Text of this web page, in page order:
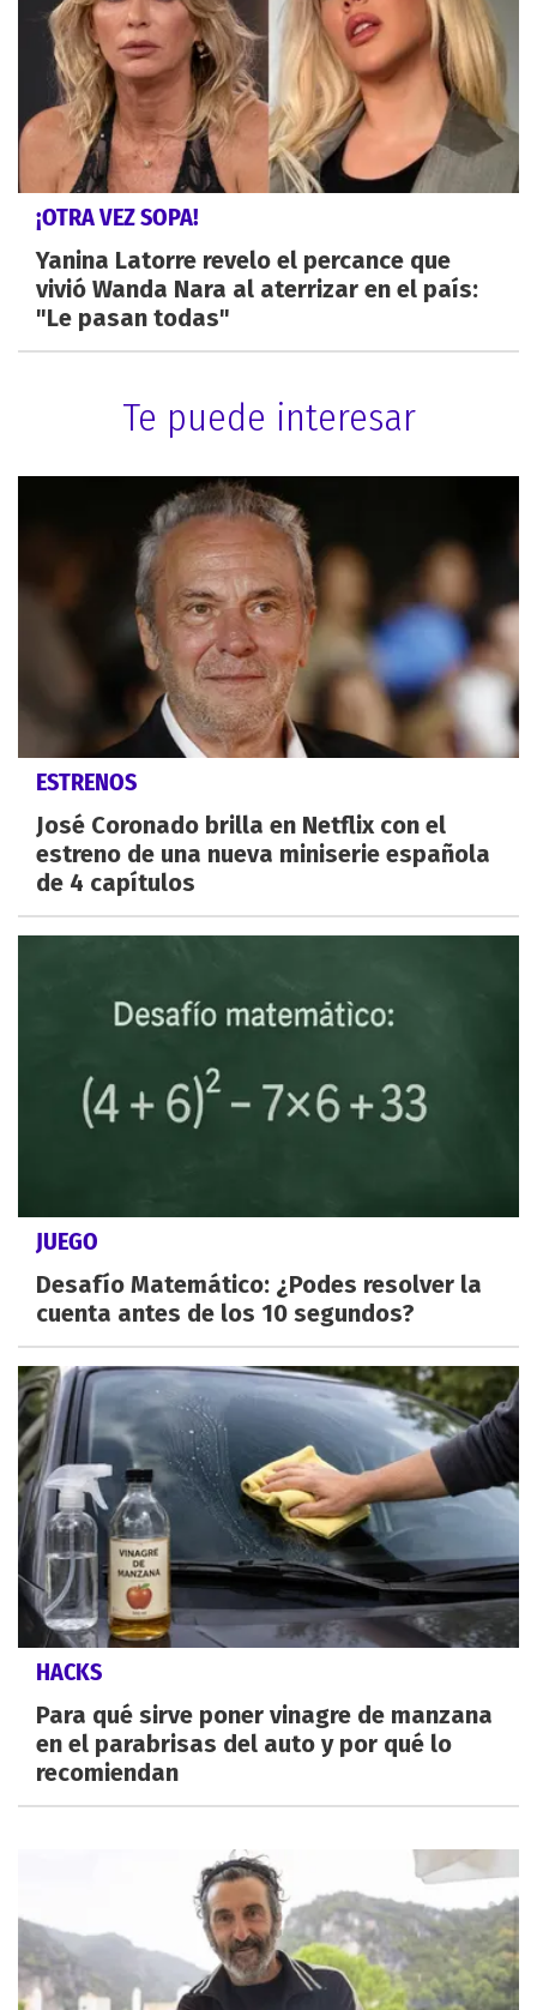
¡OTRA VEZ SOPA!
Yanina Latorre revelo el percance que
vivió Wanda Nara al aterrizar en el país:
"Le pasan todas"
Te puede interesar
ESTRENOS
José Coronado brilla en Netflix con el
estreno de una nueva miniserie española
de 4 capítulos
JUEGO
Desafío Matemático: ¿Podes resolver la
cuenta antes de los 10 segundos?
HACKS
Para qué sirve poner vinagre de manzana
en el parabrisas del auto y por qué lo
recomiendan